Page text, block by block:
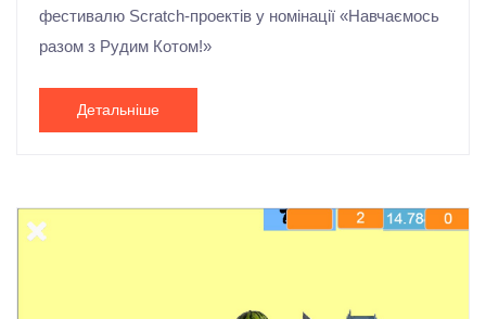
фестивалю Scrаtch-проектів у номінації «Навчаємось
разом з Рудим Котом!»
Детальніше